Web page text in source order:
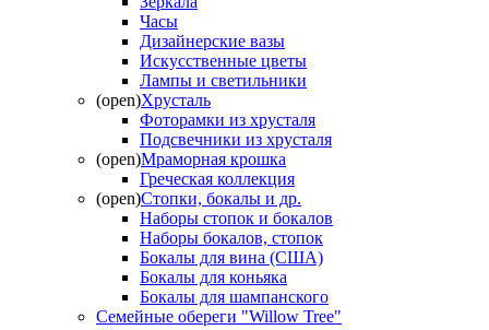
Часы
Дизайнерские вазы
Искусственные цветы
Лампы и светильники
(open)Хрусталь
Фоторамки из хрусталя
Подсвечники из хрусталя
(open)Мраморная крошка
Греческая коллекция
(open)Стопки, бокалы и др.
Наборы стопок и бокалов
Наборы бокалов, стопок
Бокалы для вина (США)
Бокалы для коньяка
Бокалы для шампанского
Семейные обереги "Willow Tree"